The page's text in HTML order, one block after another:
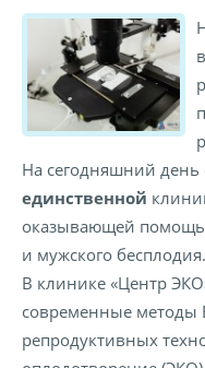
На сегодняшний день
единственной
оказывающей помощь
и мужского бесплодия.
В клинике «Центр
современные методы
репродуктивных